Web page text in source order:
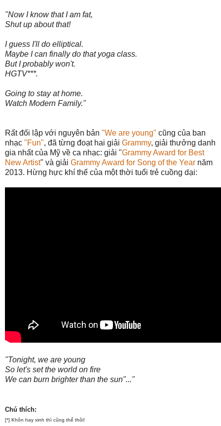
"Now I know that I am fat,
Shut up about that!
I guess I'll do elliptical.
Maybe I can finally do that yoga class.
But I probably won't.
HGTV***.
Going to stay at home.
Watch Modern Family."
Rất đối lập với nguyên bản "We are young" cũng của ban
nhạc "Fun", đã từng đoạt hai giải Grammy, giải thưởng danh
gia nhất của Mỹ về ca nhạc: giải "Grammy Award for Best
New Artist" và giải Grammy Award for Song of the Year năm
2013. Hừng hực khí thế của một thời tuổi trẻ cuồng dại:
"Tonight, we are young
So let's set the world on fire
We can burn brighter than the sun"..."
Chú thích:
[*] Khôn hay xinh thì cũng thế thôi!